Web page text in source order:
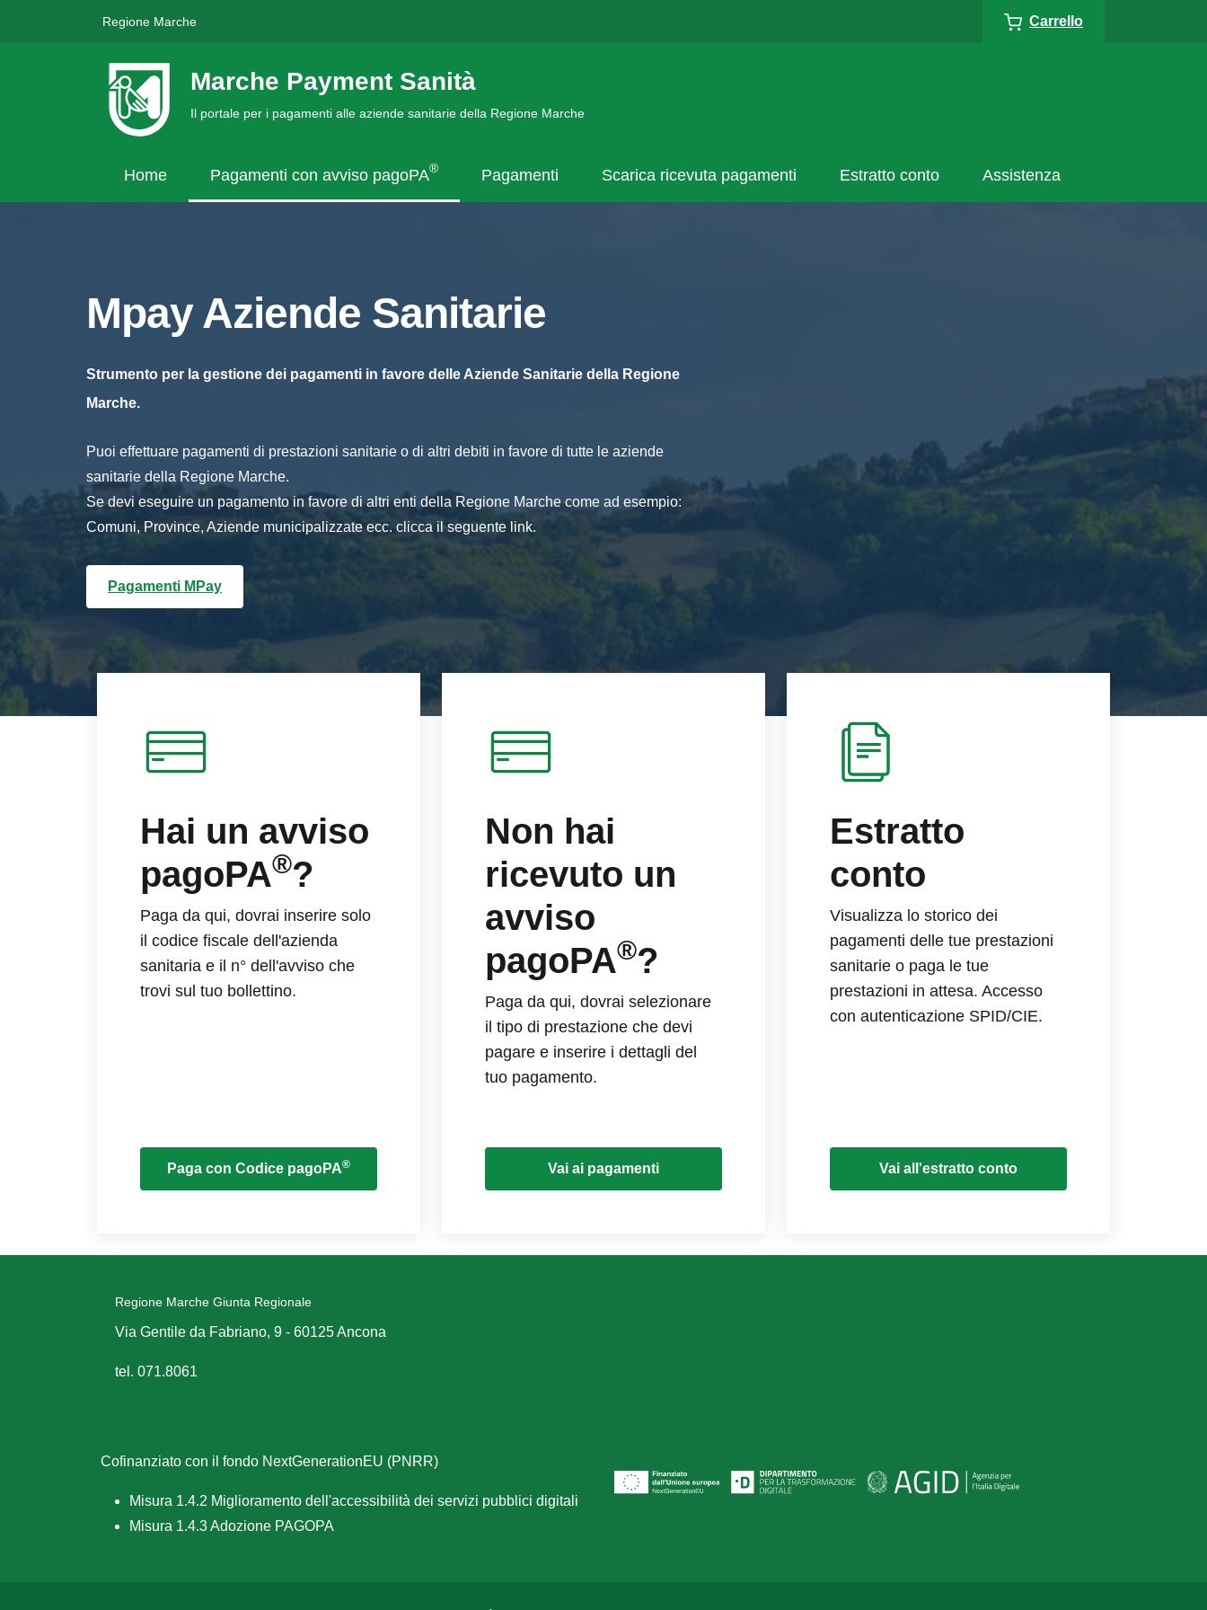
Regione Marche Carrello
Marche Payment Sanità
Il portale per i pagamenti alle aziende sanitarie della Regione Marche
Home Pagamenti con avviso pagoPA® Pagamenti Scarica ricevuta pagamenti Estratto conto Assistenza
Mpay Aziende Sanitarie
Strumento per la gestione dei pagamenti in favore delle Aziende Sanitarie della Regione
Marche.
Puoi effettuare pagamenti di prestazioni sanitarie o di altri debiti in favore di tutte le aziende
sanitarie della Regione Marche.
Se devi eseguire un pagamento in favore di altri enti della Regione Marche come ad esempio:
Comuni, Province, Aziende municipalizzate ecc. clicca il seguente link.
Pagamenti MPay
Hai un avviso
pagoPA®?
Paga da qui, dovrai inserire solo
il codice fiscale dell'azienda
sanitaria e il n° dell'avviso che
trovi sul tuo bollettino.
Paga con Codice pagoPA®
Non hai
ricevuto un
avviso
pagoPA®?
Paga da qui, dovrai selezionare
il tipo di prestazione che devi
pagare e inserire i dettagli del
tuo pagamento.
Vai ai pagamenti
Estratto
conto
Visualizza lo storico dei
pagamenti delle tue prestazioni
sanitarie o paga le tue
prestazioni in attesa. Accesso
con autenticazione SPID/CIE.
Vai all'estratto conto
Regione Marche Giunta Regionale
Via Gentile da Fabriano, 9 - 60125 Ancona
tel. 071.8061
Cofinanziato con il fondo NextGenerationEU (PNRR)
Misura 1.4.2 Miglioramento dell'accessibilità dei servizi pubblici digitali
Misura 1.4.3 Adozione PAGOPA